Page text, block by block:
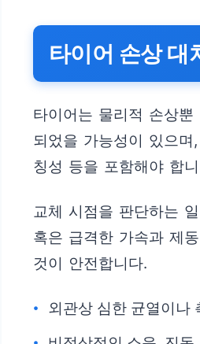
타이어 손상 대
타이어는 물리적 손상
되었을 가능성이 있으
칭성 등을 포함해야 합
교체 시점을 판단하는
혹은 급격한 가속과 제
것이 안전합니다.
외관상 심한 균열이나